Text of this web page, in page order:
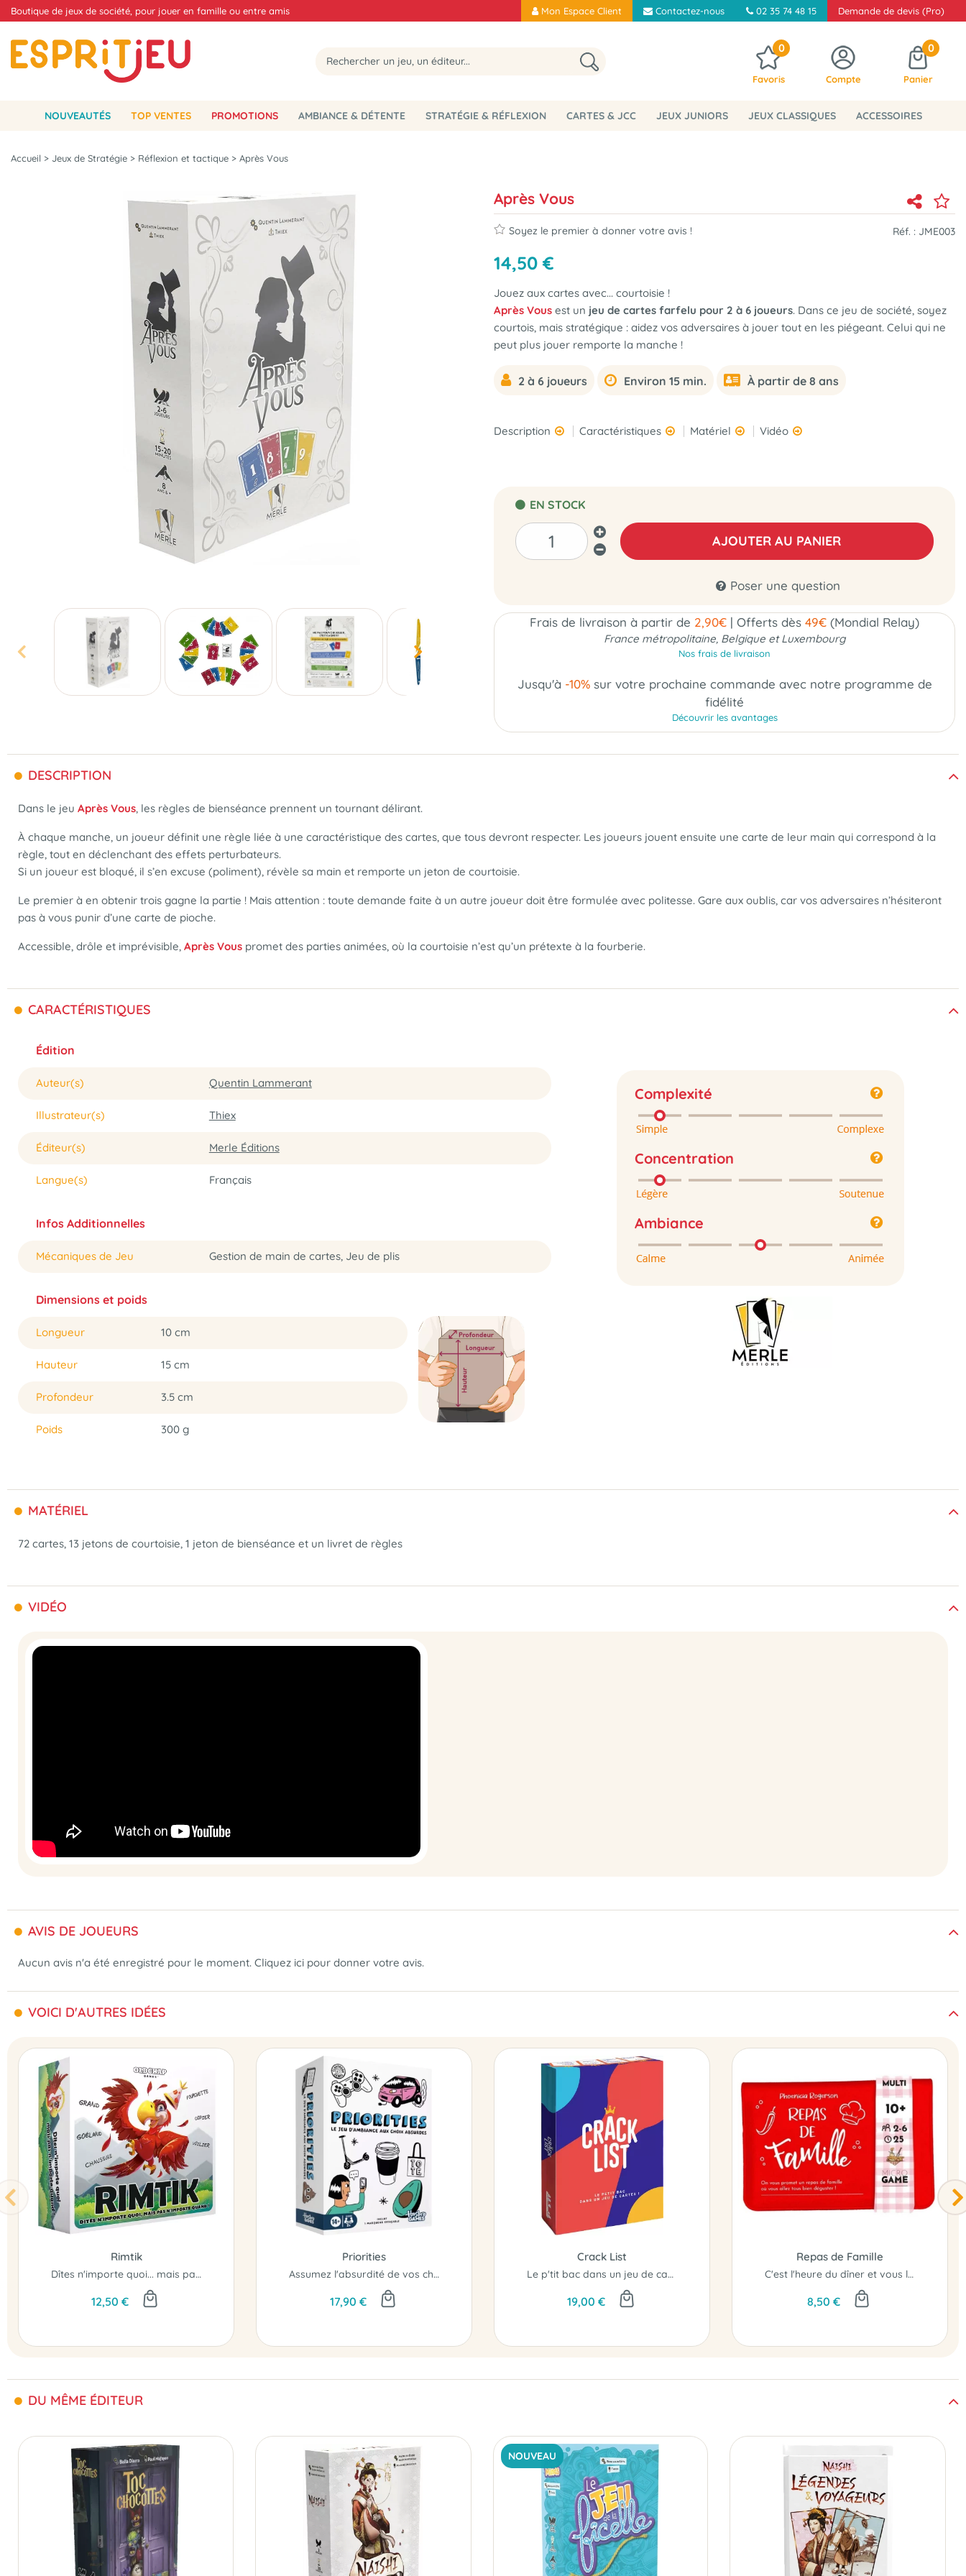
Boutique de jeux de société, pour jouer en famille ou entre amis Mon Espace Client Contactez-nous 02 35 74 48 15 Demande de devis (Pro)
0
Favoris Compte
0
Panier
NOUVEAUTÉS TOP VENTES PROMOTIONS AMBIANCE & DÉTENTE STRATÉGIE & RÉFLEXION CARTES & JCC JEUX JUNIORS JEUX CLASSIQUES ACCESSOIRES
Accueil > Jeux de Stratégie > Réflexion et tactique > Après Vous
Après Vous
Soyez le premier à donner votre avis ! Réf. : JME003
14,50 €
Jouez aux cartes avec... courtoisie !
Après Vous est un jeu de cartes farfelu pour 2 à 6 joueurs. Dans ce jeu de société, soyez
courtois, mais stratégique : aidez vos adversaires à jouer tout en les piégeant. Celui qui ne
peut plus jouer remporte la manche !
2 à 6 joueurs Environ 15 min. À partir de 8 ans
Description Caractéristiques Matériel Vidéo
EN STOCK
AJOUTER AU PANIER
Poser une question
Frais de livraison à partir de 2,90€ | Offerts dès 49€ (Mondial Relay)
France métropolitaine, Belgique et Luxembourg
Nos frais de livraison
Jusqu'à -10%sur votre prochaine commande avec notre programme de
fidélité
Découvrir les avantages
DESCRIPTION
Dans le jeu Après Vous, les règles de bienséance prennent un tournant délirant.
À chaque manche, un joueur définit une règle liée à une caractéristique des cartes, que tous devront respecter. Les joueurs jouent ensuite une carte de leur main qui correspond à la
règle, tout en déclenchant des effets perturbateurs.
Si un joueur est bloqué, il s’en excuse (poliment), révèle sa main et remporte un jeton de courtoisie.
Le premier à en obtenir trois gagne la partie ! Mais attention : toute demande faite à un autre joueur doit être formulée avec politesse. Gare aux oublis, car vos adversaires n’hésiteront
pas à vous punir d’une carte de pioche.
Accessible, drôle et imprévisible, Après Vous promet des parties animées, où la courtoisie n’est qu’un prétexte à la fourberie.
CARACTÉRISTIQUES
Édition
Auteur(s) Quentin Lammerant
Illustrateur(s) Thiex
Éditeur(s) Merle Éditions
Langue(s) Français
Infos Additionnelles
Mécaniques de Jeu Gestion de main de cartes, Jeu de plis
Dimensions et poids
Longueur 10 cm
Hauteur 15 cm
Profondeur 3.5 cm
Poids 300 g
Complexité
Concentration
Ambiance
MATÉRIEL
72 cartes, 13 jetons de courtoisie, 1 jeton de bienséance et un livret de règles
VIDÉO
AVIS DE JOUEURS
Aucun avis n'a été enregistré pour le moment. Cliquez ici pour donner votre avis.
VOICI D'AUTRES IDÉES
Rimtik
Dîtes n'importe quoi... mais pas n'importe quand !
12,50 €
Priorities
Assumez l'absurdité de vos choix !
17,90 €
Crack List
Le p'tit bac dans un jeu de cartes !
19,00 €
Repas de Famille
C'est l'heure du dîner et vous le passez en famille !
8,50 €
DU MÊME ÉDITEUR
NOUVEAU